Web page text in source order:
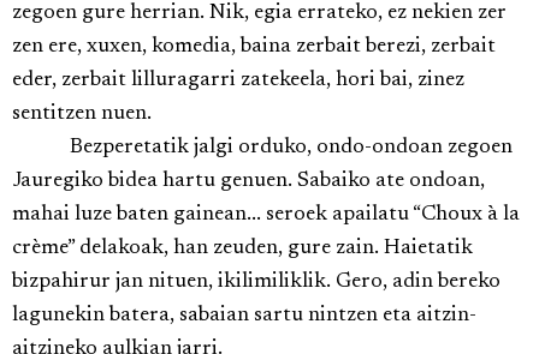
zegoen gure herrian. Nik, egia errateko, ez nekien zer
zen ere, xuxen, komedia, baina zerbait berezi, zerbait
eder, zerbait lilluragarri zatekeela, hori bai, zinez
sentitzen nuen.
Bezperetatik jalgi orduko, ondo-ondoan zegoen
Jauregiko bidea hartu genuen. Sabaiko ate ondoan,
mahai luze baten gainean... seroek apailatu “Choux à la
crème” delakoak, han zeuden, gure zain. Haietatik
bizpahirur jan nituen, ikilimiliklik. Gero, adin bereko
lagunekin batera, sabaian sartu nintzen eta aitzin-
aitzineko aulkian jarri.